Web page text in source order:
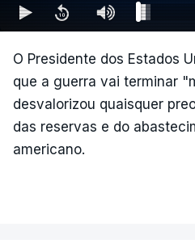
leste do rio Volga).
Mais de quatro anos após
russa em larga escala
diplomacia está estagnada
intensificam os ataques de
provocando um número
O Presidente dos Estados
que a guerra vai terminar
desvalorizou quaisquer
das reservas e do
americano.